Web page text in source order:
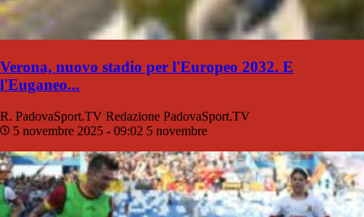
Verona, nuovo stadio per l'Europeo 2032. E
l'Euganeo...
R. PadovaSport.TV Redazione PadovaSport.TV
5 novembre 2025 - 09:02 5 novembre